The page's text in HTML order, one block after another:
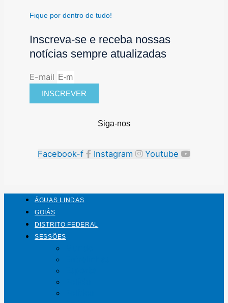
Fique por dentro de tudo!
Inscreva-se e receba nossas
notícias sempre atualizadas
E-mail
INSCREVER
Siga-nos
Facebook-f Instagram Youtube
ÁGUAS LINDAS
GOIÁS
DISTRITO FEDERAL
SESSÕES